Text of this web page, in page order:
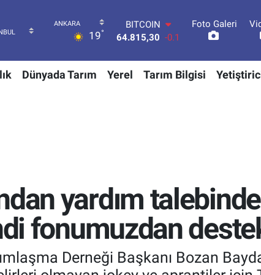
19°
DOLAR
47,7436
0.18
55,2510 0.32
STERLİN
Foto Galeri
Dünyada Tarım Yerel Tarım Bilgisi
yardım
fonumuzdan
Derneği Başkanı Bozan